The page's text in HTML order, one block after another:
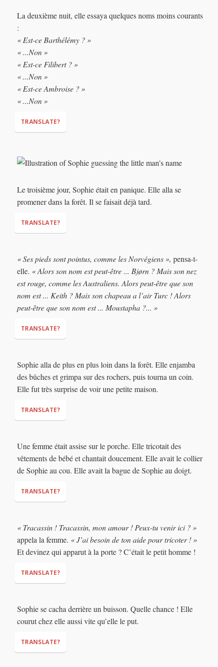
"Is it Stéphane?"
"...No."
"Is it Bertrand?"
"...No."
" Is it José?"
"...No."
La deuxième nuit, elle essaya quelques noms moins courants
:
« Est-ce Barthélémy ? »
« ...Non »
« Est-ce Filibert ? »
« ...Non »
« Est-ce Ambroise ? »
« ...Non »
TRANSLATE?
"Is it Barthélémy?"
" Is it Ambroise?"
"...No"
Le troisième jour, Sophie était en panique. Elle alla se
promener dans la forêt. Il se faisait déjà tard.
TRANSLATE?
« Ses pieds sont pointus, comme les Norvégiens », pensa-t-
elle. « Alors son nom est peut-être ... Bjørn ? Mais son nez
est rouge, comme les Australiens. Alors peut-être que son
nom est ... Keith ? Mais son chapeau a l’air Turc ! Alors
peut-être que son nom est ... Moustapha ?... »
TRANSLATE?
maybe his name is ... Bjørn? But his nose is red, like an
Australian. So maybe his name is ... Keith? But his hat looks
Turkish! So maybe his name is ... Moustapha? ... "
Sophie alla de plus en plus loin dans la forêt. Elle enjamba
des bûches et grimpa sur des rochers, puis tourna un coin.
Elle fut très surprise de voir une petite maison.
TRANSLATE?
Une femme était assise sur le porche. Elle tricotait des
vêtements de bébé et chantait doucement. Elle avait le collier
de Sophie au cou. Elle avait la bague de Sophie au doigt.
TRANSLATE?
« Tracassin ! Tracassin, mon amour ! Peux-tu venir ici ? »
appela la femme. « J’ai besoin de ton aide pour tricoter ! »
Et devinez qui apparut à la porte ? C’était le petit homme !
TRANSLATE?
"Tracassin! Tracassin, my love! Can you come here?"
Sophie se cacha derrière un buisson. Quelle chance ! Elle
courut chez elle aussi vite qu’elle le put.
TRANSLATE?